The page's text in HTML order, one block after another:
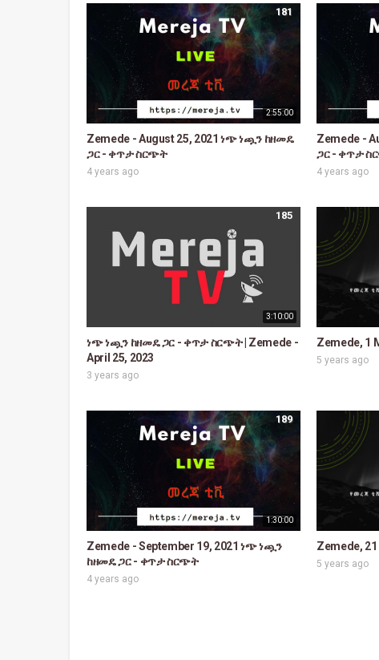
2:55:00
181
Zemede - August 25, 2021 ነጭ ነጯን ከዘመዴ
ጋር - ቀጥታ ስርጭት
4 years ago
Zemede -
ጋር - ቀጥታ
4 years ago
3:10:00
185
ነጭ ነጯን ከዘመዴ ጋር - ቀጥታ ስርጭት | Zemede -
April 25, 2023
3 years ago
Zemede, 1
5 years ago
1:30:00
189
Zemede - September 19, 2021 ነጭ ነጯን
ከዘመዴ ጋር - ቀጥታ ስርጭት
4 years ago
Zemede, 21
5 years ago